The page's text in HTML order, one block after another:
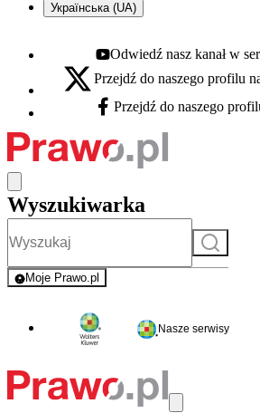
Українська (UA)
Youtube - otwiera się w nowej karcie
Odwiedź nasz kanał w
X - otwiera się w nowej karcie
Przejdź do naszego profilu
Facebook - otwiera się w nowej karcie
Przejdź do naszego
Wyszukiwarka
Szukaj
Moje Prawo.pl
- rejestracja i logowanie do serwisu
Nasze serwisy